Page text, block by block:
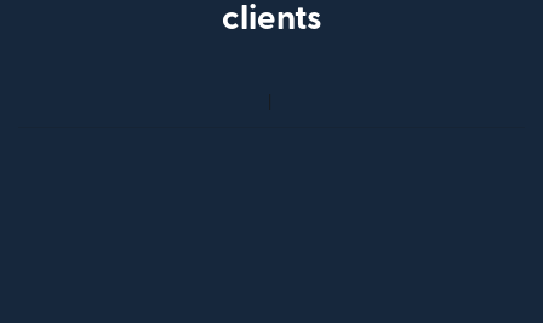
clients